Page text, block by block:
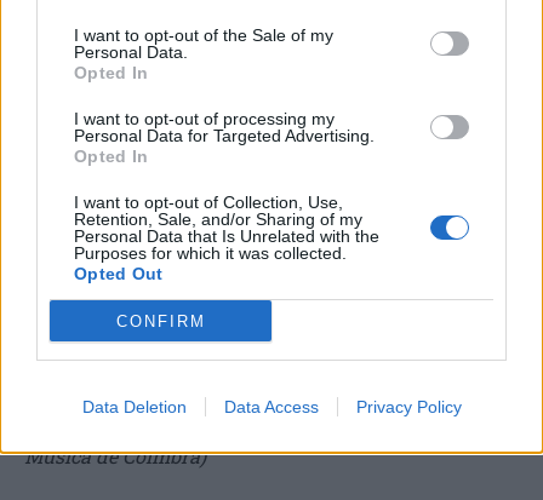
I want to opt-out of the Sale of my
Personal Data.
Opted In
I want to opt-out of processing my
Personal Data for Targeted Advertising.
Opted In
I want to opt-out of Collection, Use,
Retention, Sale, and/or Sharing of my
Personal Data that Is Unrelated with the
Purposes for which it was collected.
Opted Out
CONFIRM
Data Deletion Data Access Privacy Policy
15h00 | Comer com os Olhos
Queirós (Cordel Maneirista)
: Catarina Camacho
17h00 | A Poesia é para Comer
Recital de Poesia: Pedro Lamares
18h00 | Guitarrinhos do Mondego
Música de Coimbra)